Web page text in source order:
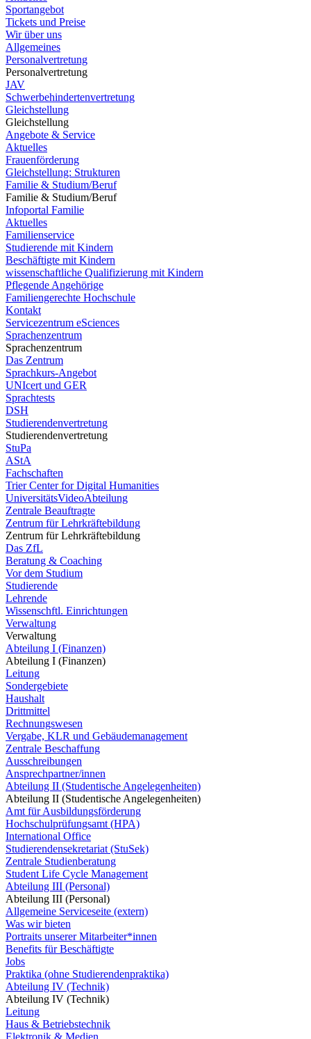
Sportangebot
Tickets und Preise
Wir über uns
Allgemeines
Personalvertretung
Personalvertretung
JAV
Schwerbehindertenvertretung
Gleichstellung
Gleichstellung
Angebote & Service
Aktuelles
Frauenförderung
Gleichstellung: Strukturen
Familie & Studium/Beruf
Familie & Studium/Beruf
Infoportal Familie
Aktuelles
Familienservice
Studierende mit Kindern
Beschäftigte mit Kindern
wissenschaftliche Qualifizierung mit Kindern
Pflegende Angehörige
Familiengerechte Hochschule
Kontakt
Servicezentrum eSciences
Sprachenzentrum
Sprachenzentrum
Das Zentrum
Sprachkurs-Angebot
UNIcert und GER
Sprachtests
DSH
Studierendenvertretung
Studierendenvertretung
StuPa
AStA
Fachschaften
Trier Center for Digital Humanities
UniversitätsVideoAbteilung
Zentrale Beauftragte
Zentrum für Lehrkräftebildung
Zentrum für Lehrkräftebildung
Das ZfL
Beratung & Coaching
Vor dem Studium
Studierende
Lehrende
Wissenschftl. Einrichtungen
Verwaltung
Verwaltung
Abteilung I (Finanzen)
Abteilung I (Finanzen)
Leitung
Sondergebiete
Haushalt
Drittmittel
Rechnungswesen
Vergabe, KLR und Gebäudemanagement
Zentrale Beschaffung
Ausschreibungen
Ansprechpartner/innen
Abteilung II (Studentische Angelegenheiten)
Abteilung II (Studentische Angelegenheiten)
Amt für Ausbildungsförderung
Hochschulprüfungsamt (HPA)
International Office
Studierendensekretariat (StuSek)
Zentrale Studienberatung
Student Life Cycle Management
Abteilung III (Personal)
Abteilung III (Personal)
Allgemeine Serviceseite (extern)
Was wir bieten
Portraits unserer Mitarbeiter*innen
Benefits für Beschäftigte
Jobs
Praktika (ohne Studierendenpraktika)
Abteilung IV (Technik)
Abteilung IV (Technik)
Leitung
Haus & Betriebstechnik
Elektronik & Medien